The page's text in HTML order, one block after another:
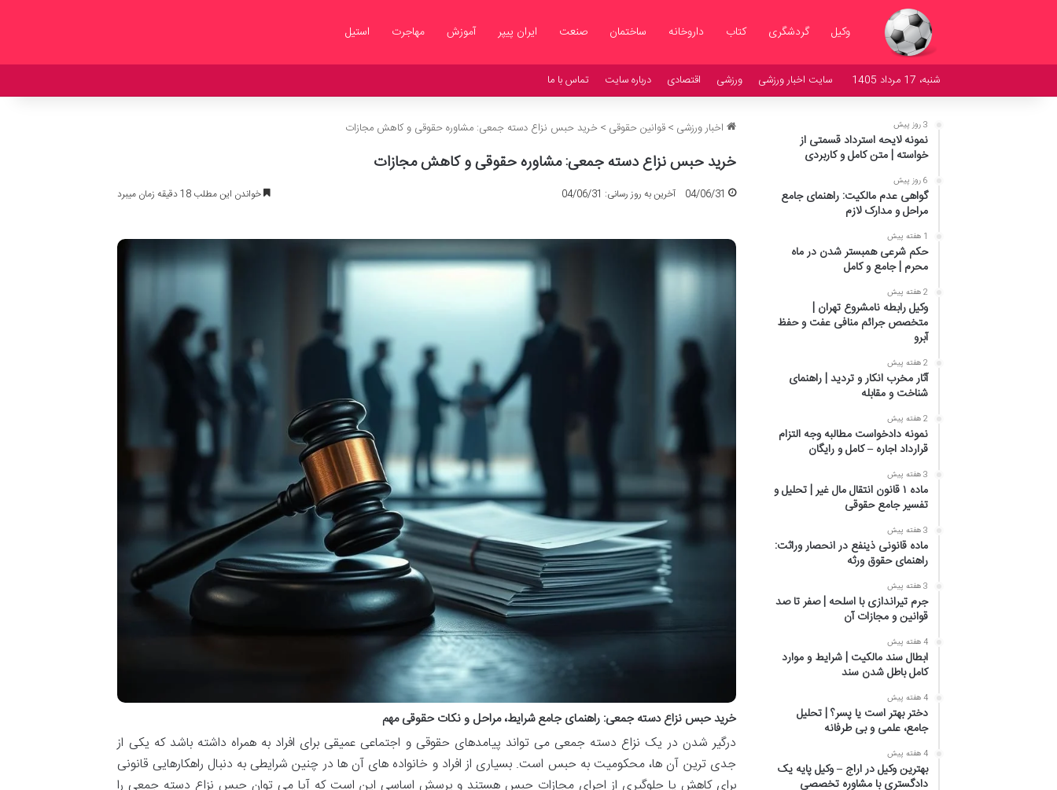
وکیل گردشگری کتاب داروخانه ساختمان صنعت ایران پیپر آموزش مهاجرت استیل
شنبه، 17 مرداد 1405 سایت اخبار ورزشی ورزشی اقتصادی درباره سایت تماس با ما
اخبار ورزشی >قوانین حقوقی >خرید حبس نزاع دسته جمعی: مشاوره حقوقی و کاهش مجازات
خرید حبس نزاع دسته جمعی: مشاوره حقوقی و کاهش مجازات
04/06/31 آخرین به روز رسانی: 04/06/31 خواندن این مطلب 18 دقیقه زمان میبرد
خرید حبس نزاع دسته جمعی: راهنمای جامع شرایط، مراحل و نکات حقوقی مهم
درگیر شدن در یک نزاع دسته جمعی می تواند پیامدهای حقوقی و اجتماعی عمیقی برای افراد به همراه داشته باشد که یکی از
جدی ترین آن ها، محکومیت به حبس است. بسیاری از افراد و خانواده های آن ها در چنین شرایطی به دنبال راهکارهایی قانونی
3 روز پیش
نمونه لایحه استرداد قسمتی از
خواسته | متن کامل و کاربردی
6 روز پیش
گواهی عدم مالکیت: راهنمای جامع
مراحل و مدارک لازم
1 هفته پیش
حکم شرعی همبستر شدن در ماه
محرم | جامع و کامل
2 هفته پیش
وکیل رابطه نامشروع تهران |
متخصص جرائم منافی عفت و حفظ
آبرو
2 هفته پیش
آثار مخرب انکار و تردید | راهنمای
شناخت و مقابله
2 هفته پیش
نمونه دادخواست مطالبه وجه التزام
قرارداد اجاره – کامل و رایگان
3 هفته پیش
ماده ۱ قانون انتقال مال غیر | تحلیل و
تفسیر جامع حقوقی
3 هفته پیش
ماده قانونی ذینفع در انحصار وراثت:
راهنمای حقوق ورثه
3 هفته پیش
جرم تیراندازی با اسلحه | صفر تا صد
قوانین و مجازات آن
4 هفته پیش
ابطال سند مالکیت | شرایط و موارد
کامل باطل شدن سند
4 هفته پیش
دختر بهتر است یا پسر؟ | تحلیل
جامع، علمی و بی طرفانه
4 هفته پیش
بهترین وکیل در اراج – وکیل پایه یک
دادگستری با مشاوره تخصصی